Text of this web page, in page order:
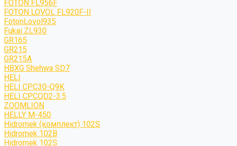
FOTON FL956F
FOTON LOVOL FL920F-II
FotonLovol935
Fukai ZL930
GR165
GR215
GR215A
HBXG Shehwa SD7
HELI
HELI CPC30-Q9K
HELI CPCQD2-3.5
ZOOMLION
HELLY M-450
Hidromek (комплект) 102S
Hidromek 102B
Hidromek 102S